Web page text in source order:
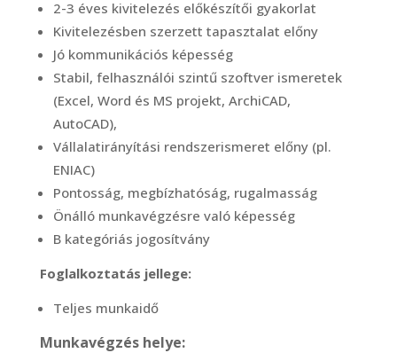
2-3 éves kivitelezés előkészítői gyakorlat
Kivitelezésben szerzett tapasztalat előny
Jó kommunikációs képesség
Stabil, felhasználói szintű szoftver ismeretek
(Excel, Word és MS projekt, ArchiCAD,
AutoCAD),
Vállalatirányítási rendszerismeret előny (pl.
ENIAC)
Pontosság, megbízhatóság, rugalmasság
Önálló munkavégzésre való képesség
B kategóriás jogosítvány
Foglalkoztatás jellege:
Teljes munkaidő
Munkavégzés helye: